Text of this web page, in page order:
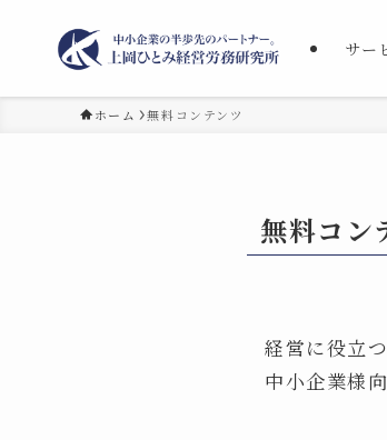
サー
ホーム 無料コンテンツ
無料コン
経営に役立
中小企業様